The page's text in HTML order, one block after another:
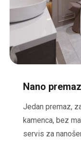
Nano
Jedan premaz,
kamenca, bez
servis za